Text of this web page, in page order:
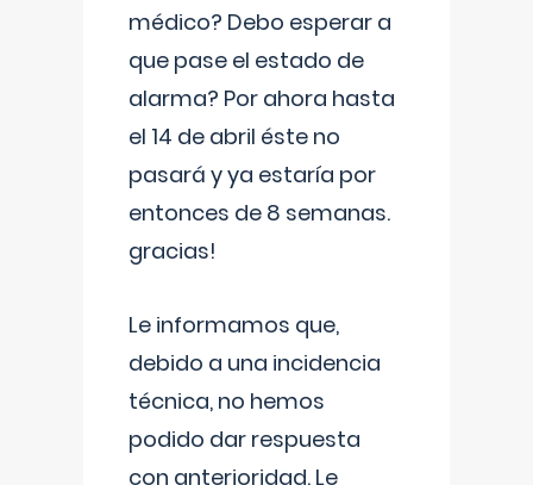
médico? Debo esperar a
que pase el estado de
alarma? Por ahora hasta
el 14 de abril éste no
pasará y ya estaría por
entonces de 8 semanas.
gracias!
Le informamos que,
debido a una incidencia
técnica, no hemos
podido dar respuesta
con anterioridad. Le